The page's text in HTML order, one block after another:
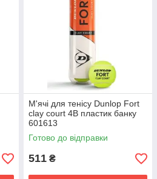
М'ячі для тенісу Dunlop Fort
clay court 4B пластик банку
601613
Готово до відправки
511 ₴